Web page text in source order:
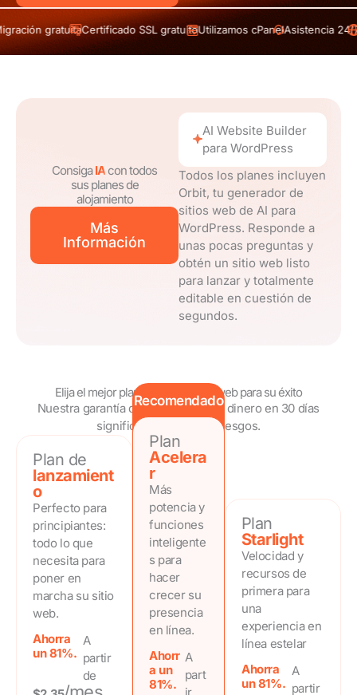
Certificado SSL gratuito Utilizamos cPanelAsistencia 24/7Dominio
ConsigaIAcon todos
sus planes de
alojamiento
Más
Información
AI Website Builder
para WordPress
Todos los planes incluyen
Orbit, tu generador de
sitios web de AI para
WordPress. Responde a
unas pocas preguntas y
obtén un sitio web listo
para lanzar y totalmente
editable en cuestión de
segundos.
Elija el mejor plan de alojamiento web para su éxito
Nuestra garantía de devolución del dinero en 30 días
significa que no corre riesgos.
Plan de
lanzamient
o
Perfecto para
principiantes:
todo lo que
necesita para
poner en
marcha su sitio
web.
Ahorra
un 81%.
A
partir
de
Recomendado
Plan
Acelera
r
Más
potencia y
funciones
inteligente
s para
hacer
crecer su
presencia
en línea.
Ahorr
a un
81%.
A
part
ir
Plan
Starlight
Velocidad y
recursos de
primera para
una
experiencia en
línea estelar
Ahorra
un 81%.
A
partir